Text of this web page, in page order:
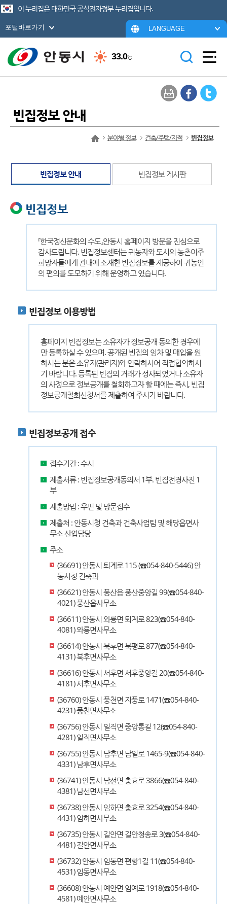
이 누리집은 대한민국 공식전자정부 누리집입니다.
포털바로가기 LANGUAGE
33.0℃
빈집정보 안내
분야별 정보 건축/주택/지적 빈집정보
빈집정보 안내 빈집정보 게시판
빈집정보
『한국정신문화의 수도』안동시 홈페이지 방문을 진심으로
감사드립니다. 빈집정보센터는 귀농자와 도시의 농촌이주
희망자들에게 관내에 소재한 빈집정보를 제공하여 귀농인
의 편의를 도모하기 위해 운영하고 있습니다.
빈집정보 이용방법
홈페이지 빈집정보는 소유자가 정보공개 동의한 경우에
만 등록하실 수 있으며. 공개된 빈집의 임차 및 매입을 원
하시는 분은 소유자(관리자)와 연락하시어 직접협의하시
기 바랍니다. 등록된 빈집의 거래가 성사되었거나 소유자
의 사정으로 정보공개를 철회하고자 할 때에는 즉시, 빈집
정보공개철회신청서를 제출하여 주시기 바랍니다.
빈집정보공개 접수
접수기간 : 수시
제출서류 : 빈집정보공개동의서 1부. 빈집전경사진 1
부
제출방법 : 우편 및 방문접수
제출처 : 안동시청 건축과 건축사업팀 및 해당읍면사
무소 산업담당
주소
(36691) 안동시 퇴계로 115 (☎054-840-5446) 안
동시청 건축과
(36621) 안동시 풍산읍 풍산중앙길 99(☎054-840-
4021) 풍산읍사무소
(36611) 안동시 와룡면 퇴계로 823(☎054-840-
4081) 와룡면사무소
(36614) 안동시 북후면 북평로 877(☎054-840-
4131) 북후면사무소
(36616) 안동시 서후면 서후중앙길 20(☎054-840-
4181) 서후면사무소
(36760) 안동시 풍천면 지풍로 1471(☎054-840-
4231) 풍천면사무소
(36756) 안동시 일직면 중앙통길 12(☎054-840-
4281) 일직면사무소
(36755) 안동시 남후면 남일로 1465-9(☎054-840-
4331) 남후면사무소
(36741) 안동시 남선면 충효로 3866(☎054-840-
4381) 남선면사무소
(36738) 안동시 임하면 충효로 3254(☎054-840-
4431) 임하면사무소
(36735) 안동시 길안면 길안청송로 3(☎054-840-
4481) 길안면사무소
(36732) 안동시 임동면 편항1길 11(☎054-840-
4531) 임동면사무소
(36608) 안동시 예안면 임예로 1918(☎054-840-
4581) 예안면사무소